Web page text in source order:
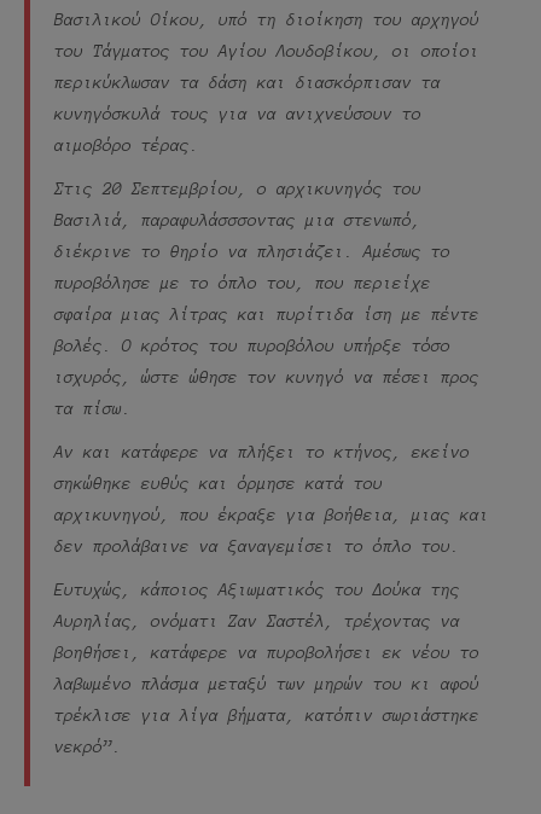
Βασιλικού Οίκου, υπό τη διοίκηση του αρχηγού
του Τάγματος του Αγίου Λουδοβίκου, οι οποίοι
περικύκλωσαν τα δάση και διασκόρπισαν τα
κυνηγόσκυλά τους για να ανιχνεύσουν το
αιμοβόρο τέρας.
Στις 20 Σεπτεμβρίου, ο αρχικυνηγός του
Βασιλιά, παραφυλάσσσοντας μια στενωπό,
διέκρινε το θηρίο να πλησιάζει. Αμέσως το
πυροβόλησε με το όπλο του, που περιείχε
σφαίρα μιας λίτρας και πυρίτιδα ίση με πέντε
βολές. Ο κρότος του πυροβόλου υπήρξε τόσο
ισχυρός, ώστε ώθησε τον κυνηγό να πέσει προς
τα πίσω.
Αν και κατάφερε να πλήξει το κτήνος, εκείνο
σηκώθηκε ευθύς και όρμησε κατά του
αρχικυνηγού, που έκραξε για βοήθεια, μιας και
δεν προλάβαινε να ξαναγεμίσει το όπλο του.
Ευτυχώς, κάποιος Αξιωματικός του Δούκα της
Αυρηλίας, ονόματι Ζαν Σαστέλ, τρέχοντας να
βοηθήσει, κατάφερε να πυροβολήσει εκ νέου το
λαβωμένο πλάσμα μεταξύ των μηρών του κι αφού
τρέκλισε για λίγα βήματα, κατόπιν σωριάστηκε
νεκρό”.